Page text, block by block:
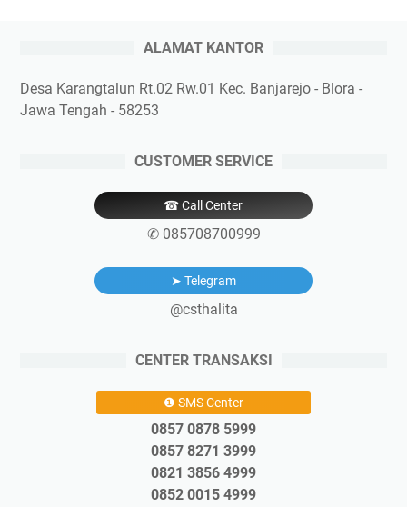
ALAMAT KANTOR
Desa Karangtalun Rt.02 Rw.01 Kec. Banjarejo - Blora -
Jawa Tengah - 58253
CUSTOMER SERVICE
☎ Call Center
✆ 085708700999
➤ Telegram
@csthalita
CENTER TRANSAKSI
❶ SMS Center
0857 0878 5999
0857 8271 3999
0821 3856 4999
0852 0015 4999